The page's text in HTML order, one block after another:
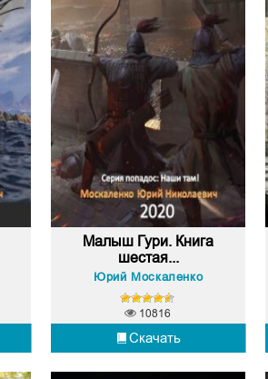
Малыш Гури. Книга
шестая...
Юрий Москаленко
Скачать
10816